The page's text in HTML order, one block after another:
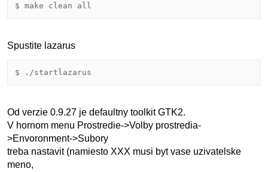
Spustite lazarus
Od verzie 0.9.27 je defaultny toolkit GTK2.
V hornom menu Prostredie->Volby prostredia-
>Envoronment->Subory
treba nastavit (namiesto XXX musi byt vase uzivatelske
meno,